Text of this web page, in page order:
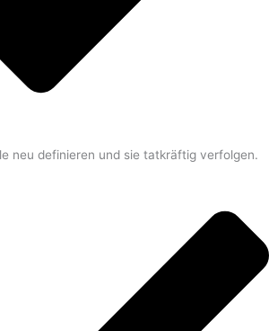
neu definieren und sie tatkräftig verfolgen.